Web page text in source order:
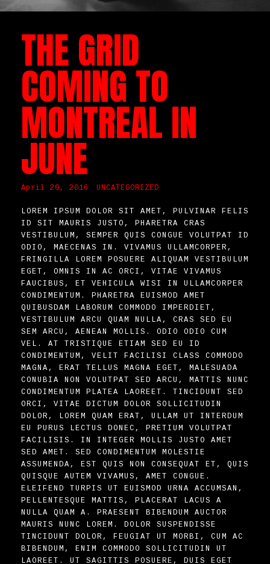
THE GRID
COMING TO
MONTREAL IN
JUNE
April 20, 2016 UNCATEGORIZED
LOREM IPSUM DOLOR SIT AMET, PULVINAR FELIS
ID SIT MAURIS JUSTO, PHARETRA CRAS
VESTIBULUM, SEMPER QUIS CONGUE VOLUTPAT ID
ODIO, MAECENAS IN. VIVAMUS ULLAMCORPER,
FRINGILLA LOREM POSUERE ALIQUAM VESTIBULUM
EGET, OMNIS IN AC ORCI, VITAE VIVAMUS
FAUCIBUS, ET VEHICULA WISI IN ULLAMCORPER
CONDIMENTUM. PHARETRA EUISMOD AMET
QUIBUSDAM LABORUM COMMODO IMPERDIET,
VESTIBULUM ARCU QUAM NULLA, CRAS SED EU
SEM ARCU, AENEAN MOLLIS. ODIO ODIO CUM
VEL. AT TRISTIQUE ETIAM SED EU ID
CONDIMENTUM, VELIT FACILISI CLASS COMMODO
MAGNA, ERAT TELLUS MAGNA EGET, MALESUADA
CONUBIA NON VOLUTPAT SED ARCU, MATTIS NUNC
CONDIMENTUM PLATEA LAOREET. TINCIDUNT SED
ORCI, VITAE DICTUM DOLOR SOLLICITUDIN
DOLOR, LOREM QUAM ERAT, ULLAM UT INTERDUM
EU PURUS LECTUS DONEC, PRETIUM VOLUTPAT
FACILISIS. IN INTEGER MOLLIS JUSTO AMET
SED AMET. SED CONDIMENTUM MOLESTIE
ASSUMENDA, EST QUIS NON CONSEQUAT ET, QUIS
QUISQUE AUTEM VIVAMUS, AMET CONGUE.
ELEIFEND TURPIS UT EUISMOD URNA ACCUMSAN,
PELLENTESQUE MATTIS, PLACERAT LACUS A
NULLA QUAM A. PRAESENT BIBENDUM AUCTOR
MAURIS NUNC LOREM. DOLOR SUSPENDISSE
TINCIDUNT DOLOR, FEUGIAT UT MORBI, CUM AC
BIBENDUM, ENIM COMMODO SOLLICITUDIN UT
LAOREET. UT SAGITTIS POSUERE, DUIS EGET